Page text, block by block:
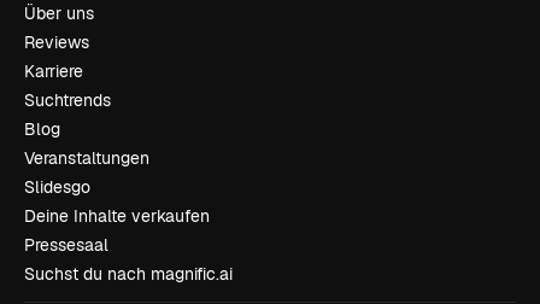
Über uns
Reviews
Karriere
Suchtrends
Blog
Veranstaltungen
Slidesgo
Deine Inhalte verkaufen
Pressesaal
Suchst du nach magnific.ai